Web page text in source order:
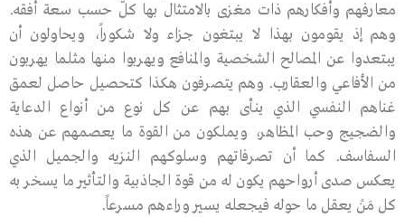
معارفهم وأفكارهم ذات مغزى بالامتثال بها كلٌّ حسب سعة أفقه.
وهم إذ يقومون بهذا لا يبتغون جزاء ولا شكوراً، ويحاولون أن
يبتعدوا عن المصالح الشخصية والمنافع ويهربوا منها مثلما يهربون
من الأفاعي والعقارب. وهم يتصرفون هكذا كتحصيل حاصل لعمق
غناهم النفسي الذي ينأى بهم عن كل نوع من أنواع الدعاية
والضجيج وحب المظاهر، ويملكون من القوة ما يعصمهم عن هذه
السفاسف. كما أن تصرفاتهم وسلوكهم النزيه والجميل الذي
يعكس صدى أرواحهم يكون له من قوة الجاذبية والتأثير ما يسخر به
كل مَنْ يعقل ما حوله فيجعله يسير وراءهم مسرعاً.